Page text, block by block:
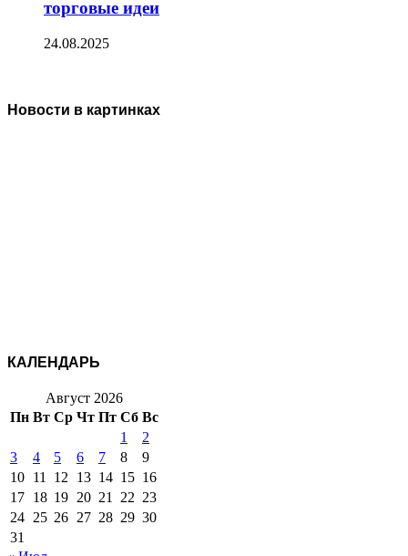
торговые идеи
24.08.2025
Новости в картинках
КАЛЕНДАРЬ
Август 2026
Пн Вт Ср Чт Пт Сб Вс
1
2
3
4 5 6 7 8
9
10 11 12 13 14 15 16
17 18 19 20 21 22 23
24 25 26 27 28 29 30
31